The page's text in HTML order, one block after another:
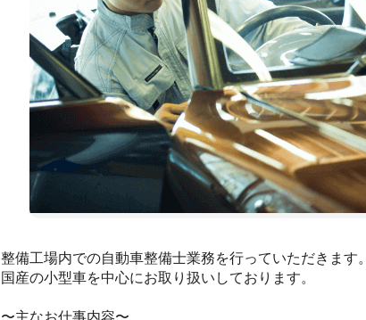
整備工場内での自動車整備士業務を行っていただきます。
国産の小型車を中心にお取り扱いしております。
〜主なお仕事内容〜